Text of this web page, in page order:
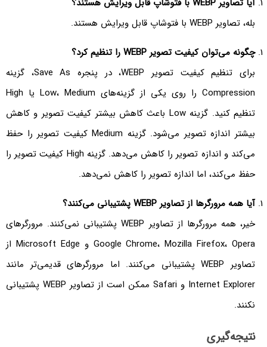
آیا تصاویرWEBPبا فتوشاپ قابل ویرایش هستند؟
بله، تصاویر WEBP با فتوشاپ قابل ویرایش هستند.
چگونه می‌توان کیفیت تصویرWEBPرا تنظیم کرد؟
برای تنظیم کیفیت تصویر WEBP، در پنجره Save As، گزینه
Compression را روی یکی از گزینه‌های Low، Medium یا High
تنظیم کنید. گزینه Low باعث کاهش بیشتر کیفیت تصویر و کاهش
بیشتر اندازه تصویر می‌شود. گزینه Medium کیفیت تصویر را حفظ
می‌کند و اندازه تصویر را کاهش می‌دهد. گزینه High کیفیت تصویر را
حفظ می‌کند، اما اندازه تصویر را کاهش نمی‌دهد.
آیا همه مرورگرها از تصاویرWEBPپشتیبانی می‌کنند؟
خیر، همه مرورگرها از تصاویر WEBP پشتیبانی نمی‌کنند. مرورگرهای
Google Chrome، Mozilla Firefox، Opera و Microsoft Edge از
تصاویر WEBP پشتیبانی می‌کنند. اما مرورگرهای قدیمی‌تر مانند
Internet Explorer و Safari ممکن است از تصاویر WEBP پشتیبانی
نکنند.
نتیجه‌گیری